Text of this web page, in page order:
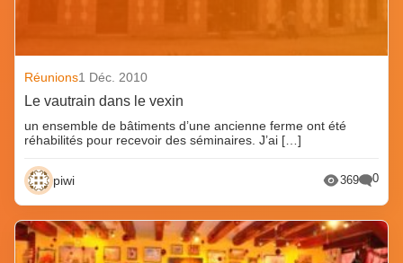
Réunions1 Déc. 2010
Le vautrain dans le vexin
un ensemble de bâtiments d’une ancienne ferme ont été
réhabilités pour recevoir des séminaires. J’ai […]
piwi 369 0